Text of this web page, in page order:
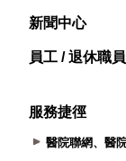
新聞中心
員工 / 退休職
服務捷徑
醫院聯網、醫